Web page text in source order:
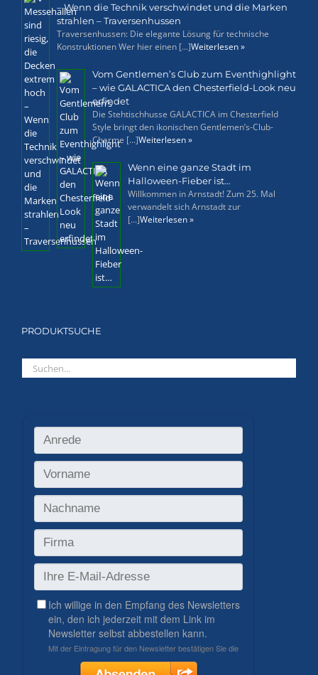
– Wenn die Technik verschwindet und die Marken
strahlen – Traversenhussen
Traversenhussen: Die elegante Lösung für technische
Konstruktionen Wer hier einen [...]Weiterlesen »
Vom Gentlemen’s Club zum Eventhighlight
– wie GALACTICA den Chesterfield-Look neu
erfindet
Die Stehtischhusse GALACTICA im Chesterfield
Style bringt den ikonischen Gentlemen’s-Club-
Charme [...]Weiterlesen »
Wenn eine ganze Stadt im
Halloween-Fieber ist…
Willkommen in Arnstadt! Zum 25. Mal
verwandelt sich Arnstadt zur
[...]Weiterlesen »
PRODUKTSUCHE